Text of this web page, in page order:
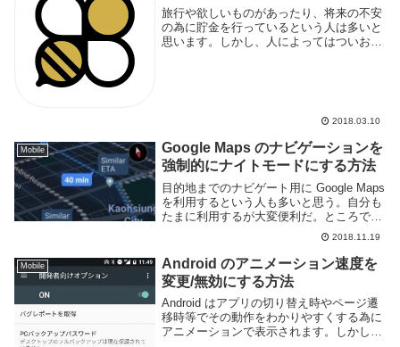
旅行や欲しいものがあったり、将来の不安
の為に貯金を行っているという人は多いと
思います。しかし、人によってはついお金
2018.03.10
Mobile
Google Maps のナビゲーションを
強制的にナイトモードにする方法
目的地までのナビゲート用に Google Maps
を利用するという人も多いと思う。自分も
たまに利用するが大変便利だ。ところで
Google Maps のナビゲーションは時間に合
わせて自動的に色を変化させる機能があ
り、夜間に行うと背景が黒っ...
2018.11.19
Mobile
Android のアニメーション速度を
変更/無効にする方法
Android はアプリの切り替え時やページ遷
移時等でその動作をわかりやすくする為に
アニメーションで表示されます。しかしこ